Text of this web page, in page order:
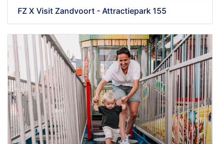
FZ X Visit Zandvoort - Attractiepark 155